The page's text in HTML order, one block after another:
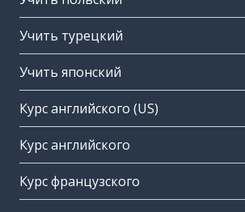
Учить турецкий
Учить японский
Курс английского (US)
Курс английского
Курс французского